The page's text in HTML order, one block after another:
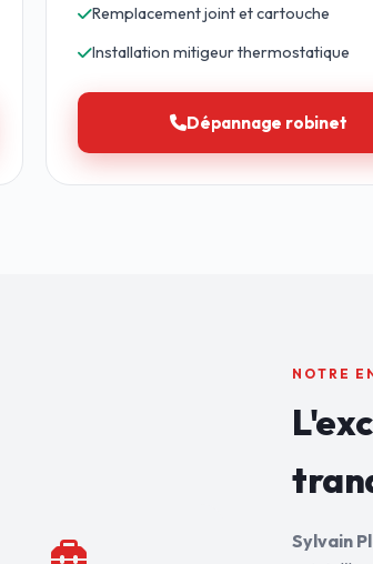
Remplacement joint et cartouche
Installation mitigeur thermostatique
Dépannage robinet
NOTRE
Sylvain